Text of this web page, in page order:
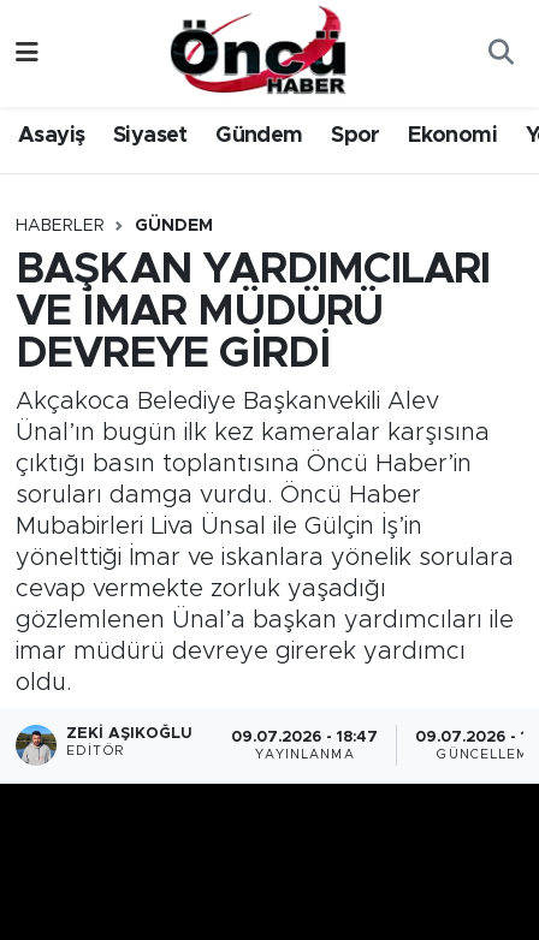
Asayiş Siyaset Gündem Spor Ekonomi
HABERLER GÜNDEM
BAŞKAN YARDIMCILARI
VE İMAR MÜDÜRÜ
DEVREYE GİRDİ
Akçakoca Belediye Başkanvekili Alev
Ünal’ın bugün ilk kez kameralar karşısına
çıktığı basın toplantısına Öncü Haber’in
soruları damga vurdu. Öncü Haber
Mubabirleri Liva Ünsal ile Gülçin İş’in
yönelttiği İmar ve iskanlara yönelik sorulara
cevap vermekte zorluk yaşadığı
gözlemlenen Ünal’a başkan yardımcıları ile
imar müdürü devreye girerek yardımcı
oldu.
ZEKI AŞIKOĞLU
EDITÖR
09.07.2026 - 18:47
YAYINLANMA
09.07.2026 -
GÜNCELLEME
Gündem
Sağlık & Çevre
Spor
Siyaset
Yerel Haber
Öncü Radyo Dinle
Öncü TV İzle
Düzce Nöbetçi Eczaneler
Düzce Hava Durumu
Düzce Namaz Vakitleri
Düzce Trafik Yoğunluk Haritası
Süper Lig Puan Durumu ve Fikstür
Tüm Manşetler
Son Dakika Haberleri
Haber Arşivi